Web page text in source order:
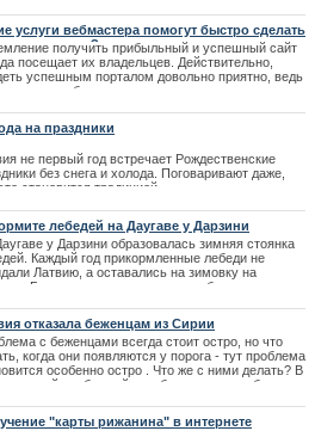
услуги вебмастера помогут быстро сделать
популярным?
получить прибыльный и успешный сайт
посещает их владельцев. Действительно,
успешным порталом довольно приятно, ведь
прибыль ежедневно.
на праздники
не первый год встречает Рождественские
без снега и холода. Поговаривают даже,
становится традицией.
лебедей на Даугаве у Дарзини
у Дарзини образовалась зимняя стоянка
Каждый год прикормленные лебеди не
Латвию, а оставались на зимовку на
Большое количество птиц собираются в
отказала беженцам из Сирии
с беженцами всегда стоит остро, но что
когда они появляются у порога - тут проблема
особенно остро . Что же с ними делать? В
с этой проблемой разобрались очень быстро и
"карты рижанина" в интернете